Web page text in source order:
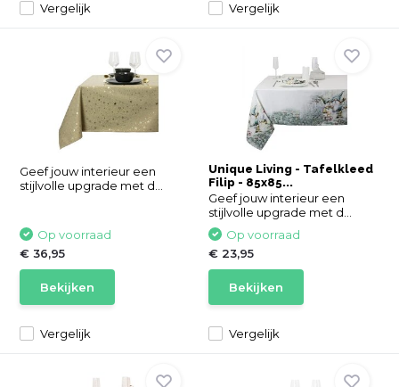
Vergelijk Vergelijk
Geef jouw interieur een
stijlvolle upgrade met d...
Vergelijk
Op voorraad
€ 36,95
Bekijken
Unique Living - Tafelkleed
Filip - 85x85...
Geef jouw interieur een
stijlvolle upgrade met d...
Vergelijk
Op voorraad
€ 23,95
Bekijken